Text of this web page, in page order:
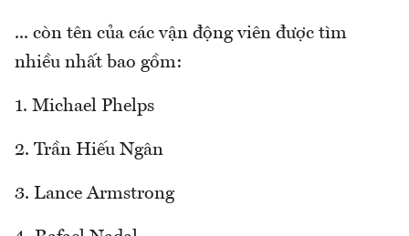
... còn tên của các vận động viên được tìm
nhiều nhất bao gồm:
1. Michael Phelps
2. Trần Hiếu Ngân
3. Lance Armstrong